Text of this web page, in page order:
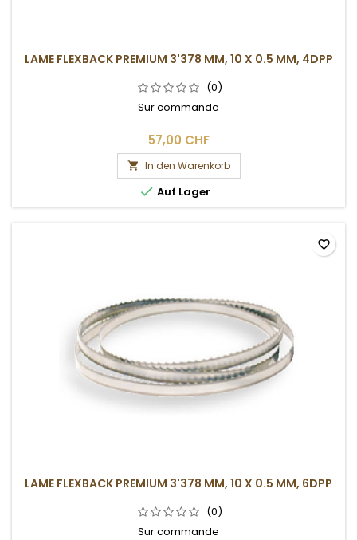
LAME FLEXBACK PREMIUM 3'378 MM, 10 X 0.5 MM, 4DPP
(0)
Sur commande
57,00 CHF
 In den Warenkorb
 Auf Lager
LAME FLEXBACK PREMIUM 3'378 MM, 10 X 0.5 MM, 6DPP
(0)
Sur commande
favorite_border